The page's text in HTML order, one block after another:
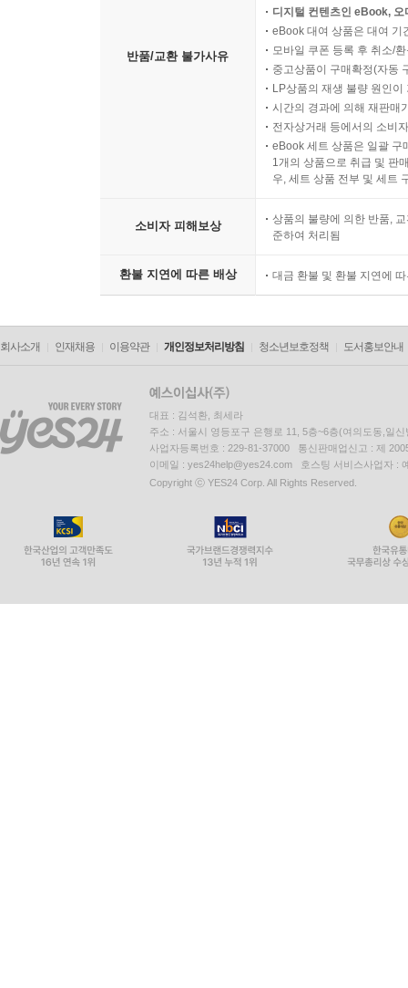
반품/교환 불가사유
디지털 컨텐츠인 eBook,
eBook 대여 상품은 대여 기
모바일 쿠폰 등록 후 취소/
중고상품이 구매확정(자동
LP상품의 재생 불량 원인
시간의 경과에 의해 재판매
전자상거래 등에서의 소비
eBook 세트 상품은 일괄 구
1개의 상품으로 취급 및 판
우, 세트 상품 전부 및 세트
소비자 피해보상
상품의 불량에 의한 반품,
준하여 처리됨
환불 지연에 따른 배상 대금 환불 및 환불 지연에
회사소개 인재채용 이용약관 개인정보처리방침 청소년보호정책 도서홍보안내
대표 : 김석환, 최세라
주소 : 서울시 영등포구 은행로 11, 5층~6층(여의도동,일신
사업자등록번호 : 229-81-37000 통신판매업신고 : 제
이메일 : yes24help@yes24.com 호스팅 서비스사업자 :
Copyright ⓒ YES24 Corp. All Rights Reserved.